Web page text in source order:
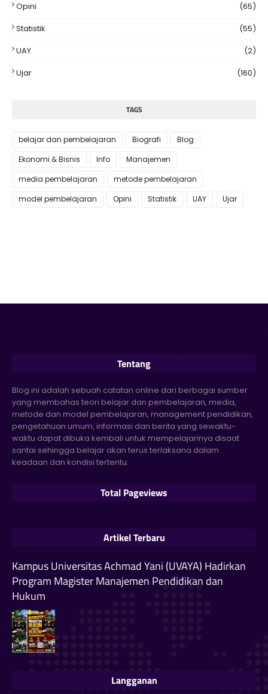
Opini
(65)
Statistik
(55)
UAY
(2)
Ujar
(160)
TAGS
belajar dan pembelajaran Biografi
Blog
Ekonomi & Bisnis
Info
Manajemen
media pembelajaran
metode pembelajaran
model pembelajaran
Opini Statistik UAY Ujar
Tentang
Blog ini adalah sebuah catatan online dari berbagai sumber
yang membahas teori belajar dan pembelajaran, media,
metode dan model pembelajaran, management pendidikan,
pengetahuan umum, informasi dan berita yang sewaktu-
waktu dapat dibuka kembali untuk mempelajarinya disaat
santai sehingga belajar akan terus terlaksana dalam
keadaan dan kondisi tertentu.
Total Pageviews
Artikel Terbaru
Kampus Universitas Achmad Yani (UVAYA) Hadirkan
Program Magister Manajemen Pendidikan dan
Hukum
Langganan